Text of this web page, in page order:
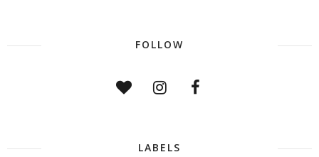
FOLLOW
LABELS